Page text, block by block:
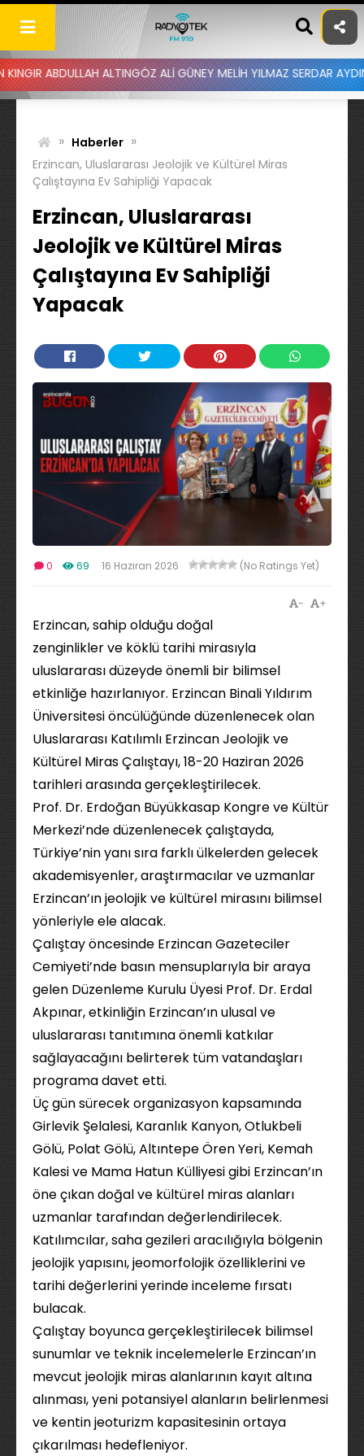
Skip
content
ALTINGÖZ ALİ GÜNEY MELİH YILMAZ SERDAR AYDIN BATUHAN
» Haberler »
Erzincan, Uluslararası Jeolojik ve Kültürel Miras
Çalıştayına Ev Sahipliği Yapacak
Erzincan, Uluslararası
Jeolojik ve Kültürel Miras
Çalıştayına Ev Sahipliği
Yapacak
0 69 16 Haziran 2026 (No Ratings Yet)
+
-
Erzincan, sahip olduğu doğal
zenginlikler ve köklü tarihi mirasıyla
uluslararası düzeyde önemli bir bilimsel
etkinliğe hazırlanıyor. Erzincan Binali Yıldırım
Üniversitesi öncülüğünde düzenlenecek olan
Uluslararası Katılımlı Erzincan Jeolojik ve
Kültürel Miras Çalıştayı, 18-20 Haziran 2026
tarihleri arasında gerçekleştirilecek.
Prof. Dr. Erdoğan Büyükkasap Kongre ve Kültür
Merkezi’nde düzenlenecek çalıştayda,
Türkiye’nin yanı sıra farklı ülkelerden gelecek
akademisyenler, araştırmacılar ve uzmanlar
Erzincan’ın jeolojik ve kültürel mirasını bilimsel
yönleriyle ele alacak.
Çalıştay öncesinde Erzincan Gazeteciler
Cemiyeti’nde basın mensuplarıyla bir araya
gelen Düzenleme Kurulu Üyesi Prof. Dr. Erdal
Akpınar, etkinliğin Erzincan’ın ulusal ve
uluslararası tanıtımına önemli katkılar
sağlayacağını belirterek tüm vatandaşları
programa davet etti.
Üç gün sürecek organizasyon kapsamında
Girlevik Şelalesi, Karanlık Kanyon, Otlukbeli
Gölü, Polat Gölü, Altıntepe Ören Yeri, Kemah
Kalesi ve Mama Hatun Külliyesi gibi Erzincan’ın
öne çıkan doğal ve kültürel miras alanları
uzmanlar tarafından değerlendirilecek.
Katılımcılar, saha gezileri aracılığıyla bölgenin
jeolojik yapısını, jeomorfolojik özelliklerini ve
tarihi değerlerini yerinde inceleme fırsatı
bulacak.
Çalıştay boyunca gerçekleştirilecek bilimsel
sunumlar ve teknik incelemelerle Erzincan’ın
mevcut jeolojik miras alanlarının kayıt altına
alınması, yeni potansiyel alanların belirlenmesi
ve kentin jeoturizm kapasitesinin ortaya
çıkarılması hedefleniyor.